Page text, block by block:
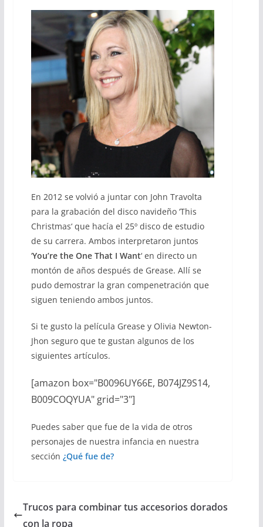
En 2012 se volvió a juntar con John Travolta
para la grabación del disco navideño ‘This
Christmas‘ que hacía el 25º disco de estudio
de su carrera. Ambos interpretaron juntos
‘You’re the One That I Want‘ en directo un
montón de años después de Grease. Allí se
pudo demostrar la gran compenetración que
siguen teniendo ambos juntos.
Si te gusto la película Grease y Olivia Newton-
Jhon seguro que te gustan algunos de los
siguientes artículos.
[amazon box="B0096UY66E, B074JZ9S14,
B009COQYUA" grid="3"]
Puedes saber que fue de la vida de otros
personajes de nuestra infancia en nuestra
sección ¿Qué fue de?
Trucos para combinar tus accesorios dorados
con la ropa